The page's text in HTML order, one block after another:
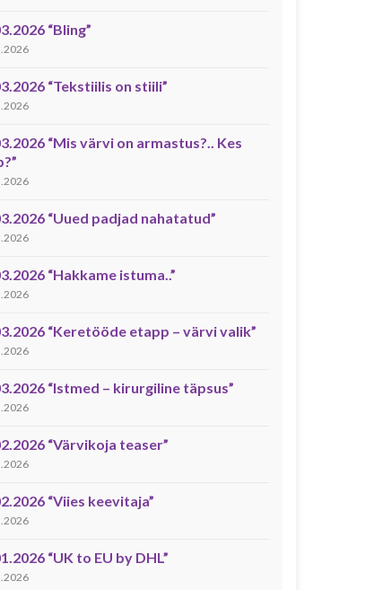
“Bling”
“Tekstiilis on stiili”
“Mis värvi on armastus?.. Kes
“Uued padjad nahatatud”
“Hakkame istuma..”
“Keretööde etapp – värvi valik”
“Istmed – kirurgiline täpsus”
“Värvikoja teaser”
“Viies keevitaja”
“UK to EU by DHL”